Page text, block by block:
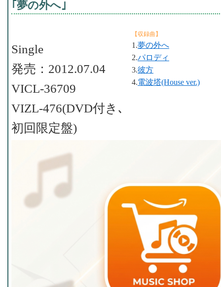
｢夢の外へ｣
【収録曲】
1.夢の外へ
2.パロディ
3.彼方
4.電波塔(House ver.)
Single
発売：2012.07.04
VICL-36709
VIZL-476(DVD付き､
初回限定盤)